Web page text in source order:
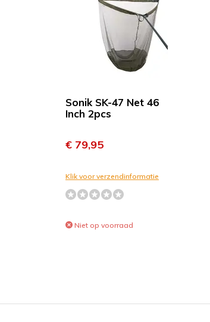
Sonik SK-47 Net 46
Inch 2pcs
€ 79,95
Klik voor verzendinformatie
Niet op voorraad